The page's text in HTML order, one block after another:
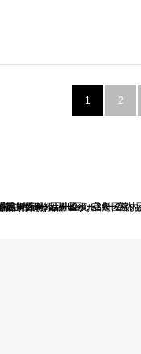
,ホームヘルパー2級,品川区
院内介助,品川区
護師等付添,車いす,室内・院内
いす,ホームヘルパー2級,室内
,車いす,ホームヘルパー2級,
任者研修,品川区
,品川区
1 2